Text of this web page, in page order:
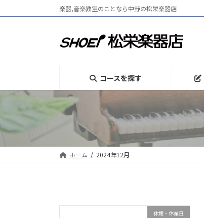
ン
キ
ビ
に
楽器,音楽教室のことなら中野の松栄楽器店
コースを探す
ホーム 2024年12月
休館・休業日